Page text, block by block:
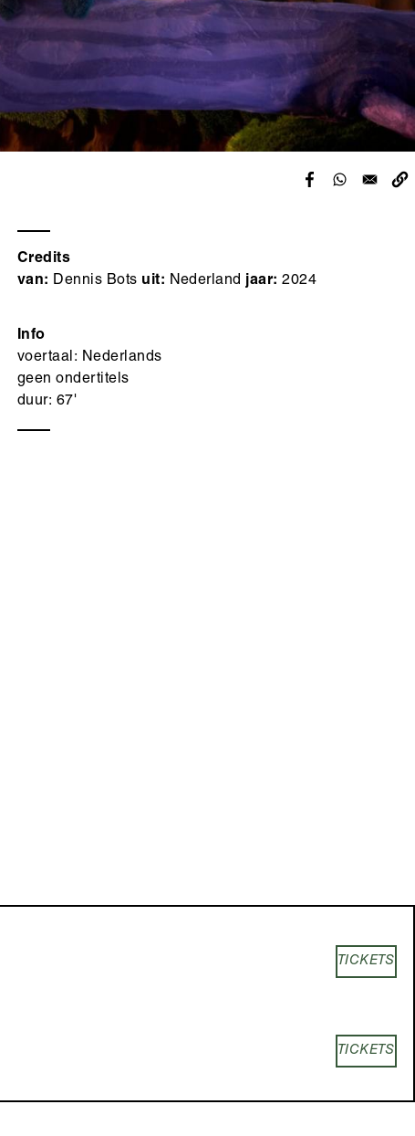
Credits
van: Dennis Bots uit: Nederland jaar:2024
Info
voertaal: Nederlands
geen ondertitels
duur: 67'
TICKETS
TICKETS